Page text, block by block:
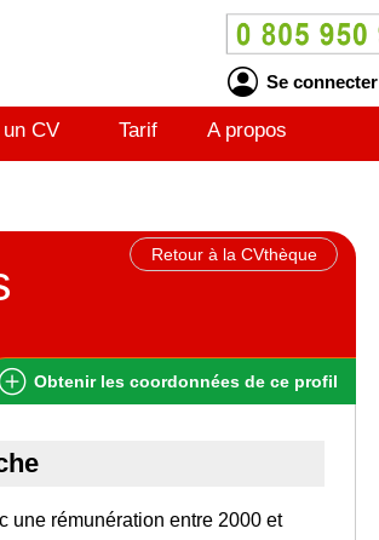
Se connecter
CV Tarif A propos
Retour à la CVthèque
Obtenir les coordonnées de ce profil
une rémunération entre 2000 et